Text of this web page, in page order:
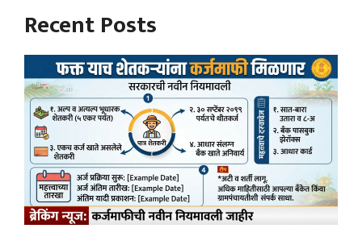
Recent Posts